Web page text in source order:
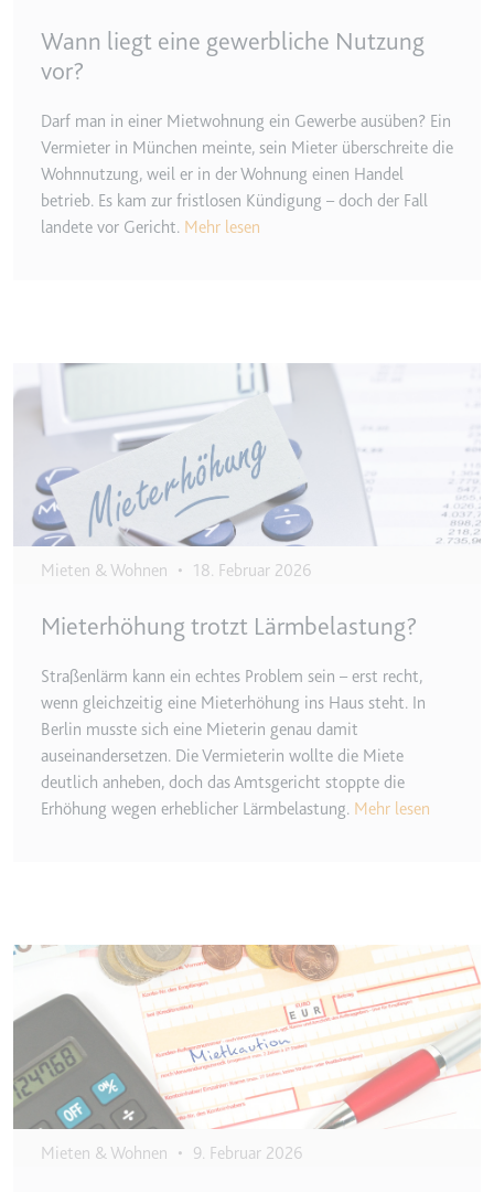
Zweck:
Wird verwendet, um die
Interaktion der Nutzer mit
Ablauf:
Beständig
Typ:
IndexedDB
Funktionalität von YouTube-
Videoinhalten auf der Website.
Ablauf:
Beständig
IndexedDB
TESTCOOKIESENABLED
Anbieter:
youtube.com
Interaktion der Nutzer mit
eingebetteten Inhalten zu
verfolgen.
Ablauf:
1 Tag
Typ:
HTTP-Cookie
yt-icons-last-purged
Videoinhalten auf der Website.
Ablauf:
Beständig
Typ:
HTML Local Storage
ytidb::LAST_RESULT_ENTRY_KEY
Anbieter:
youtube.com
Wann liegt eine gewerbliche Nutzung
vor?
Darf man in einer Mietwohnung ein Gewerbe ausüben? Ein
Vermieter in München meinte, sein Mieter überschreite die
Wohnnutzung, weil er in der Wohnung einen Handel
betrieb. Es kam zur fristlosen Kündigung – doch der Fall
landete vor Gericht. Mehr lesen
Mieten & Wohnen • 18. Februar 2026
Mieterhöhung trotzt Lärmbelastung?
Straßenlärm kann ein echtes Problem sein – erst recht,
wenn gleichzeitig eine Mieterhöhung ins Haus steht. In
Berlin musste sich eine Mieterin genau damit
auseinandersetzen. Die Vermieterin wollte die Miete
deutlich anheben, doch das Amtsgericht stoppte die
Erhöhung wegen erheblicher Lärmbelastung. Mehr lesen
Image
Mieten & Wohnen • 9. Februar 2026